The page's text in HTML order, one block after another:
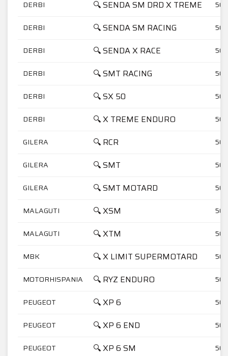
DERBI 🔍 SENDA SM DRD X TREME 50
DERBI 🔍 SENDA SM RACING 50
DERBI 🔍 SENDA X RACE 50
DERBI 🔍 SMT RACING 50
DERBI 🔍 SX 50 50
DERBI 🔍 X TREME ENDURO 50
GILERA 🔍 RCR 50
GILERA 🔍 SMT 50
GILERA 🔍 SMT MOTARD 50
MALAGUTI 🔍 XSM 50
MALAGUTI 🔍 XTM 50
MBK 🔍 X LIMIT SUPERMOTARD 50
MOTORHISPANIA 🔍 RYZ ENDURO 50
PEUGEOT 🔍 XP 6 50
PEUGEOT 🔍 XP 6 END 50
PEUGEOT 🔍 XP 6 SM 50